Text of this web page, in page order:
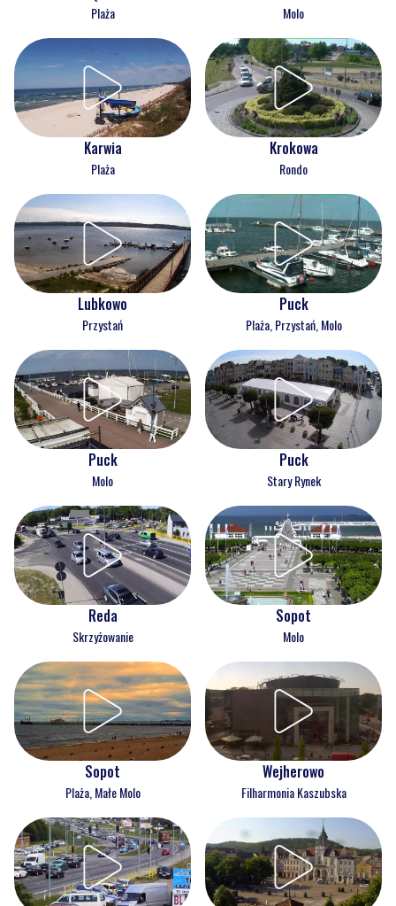
Plaża Molo
Karwia
Plaża
Krokowa
Rondo
Lubkowo
Przystań
Puck
Plaża, Przystań, Molo
Puck
Molo
Puck
Stary Rynek
Reda
Skrzyżowanie
Sopot
Molo
Sopot
Plaża, Małe Molo
Wejherowo
Filharmonia Kaszubska